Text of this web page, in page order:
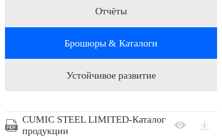
Отчёты
Брошюры & Каталоги
Устойчивое развитие
 CUMIC STEEL LIMITED-Каталог
продукции
 